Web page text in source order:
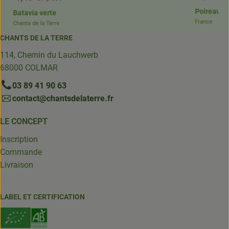
, Prix:
Poireau
, Origine:
France
CHANTS DE LA TERRE
114, Chemin du Lauchwerb
68000 COLMAR
03 89 41 90 63
contact@chantsdelaterre.fr
LE CONCEPT
Inscription
Commande
Livraison
LABEL ET CERTIFICATION